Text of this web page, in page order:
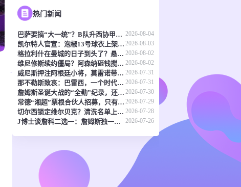
热门新闻
巴萨要搞“大一统”？B队升西协甲成了头等大事 2026-08-04
凯尔特人官宣：泡椒13号球衣上架，球迷们准备好了吗？ 2026-08-03
格拉利什在曼城的日子到头了？悬念只剩去哪和多少钱 2026-08-02
维尼修斯续约僵局？阿森纳砸钱搅局，皇马下最后通牒 2026-08-02
威尼斯押注阿根廷小将，莫雷诺带着买断条款来了 2026-07-31
那不勒斯致哀：巴雷西，一个时代的背影 2026-07-31
詹姆斯圣诞大战的“全勤”纪录，还能撑多久？ 2026-07-30
常德“湘超”票根合伙人招募，只有50个名额，你舍得错过吗？ 2026-07-29
切尔西锁定维尔贝克？清洗名单上还有德拉普和杰克逊 2026-07-28
J博士谈詹科二选一：詹姆斯独一档，科比？不就是乔丹复刻版嘛 2026-07-26